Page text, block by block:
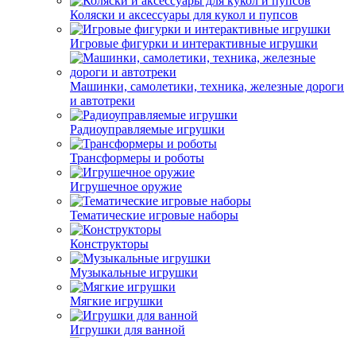
Коляски и аксессуары для кукол и пупсов
Игровые фигурки и интерактивные игрушки
Машинки, самолетики, техника, железные дороги
и автотреки
Радиоуправляемые игрушки
Трансформеры и роботы
Игрушечное оружие
Тематические игровые наборы
Конструкторы
Музыкальные игрушки
Мягкие игрушки
Игрушки для ванной